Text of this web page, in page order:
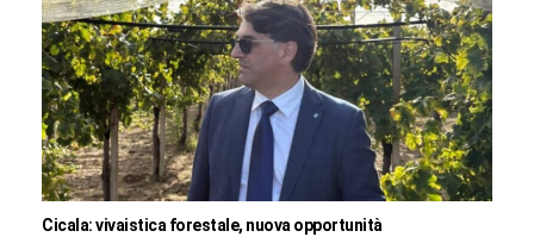
Cicala: vivaistica forestale, nuova opportunità